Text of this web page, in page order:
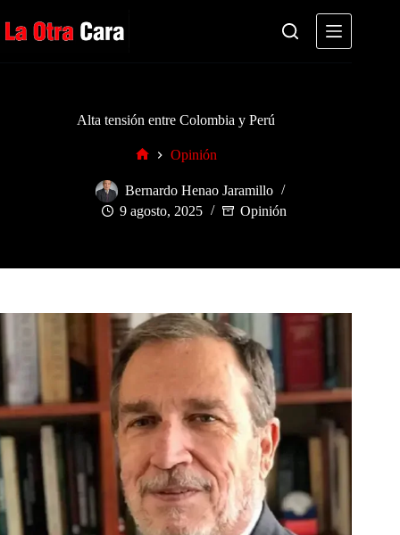
al
contenido
Alta tensión entre Colombia y Perú
Opinión
Bernardo Henao Jaramillo
9 agosto, 2025
Opinión